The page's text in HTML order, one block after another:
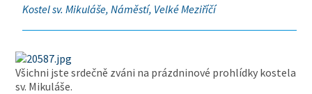
Kostel sv. Mikuláše, Náměstí, Velké Meziříčí
Všichni jste srdečně zváni na prázdninové prohlídky kostela
sv. Mikuláše.